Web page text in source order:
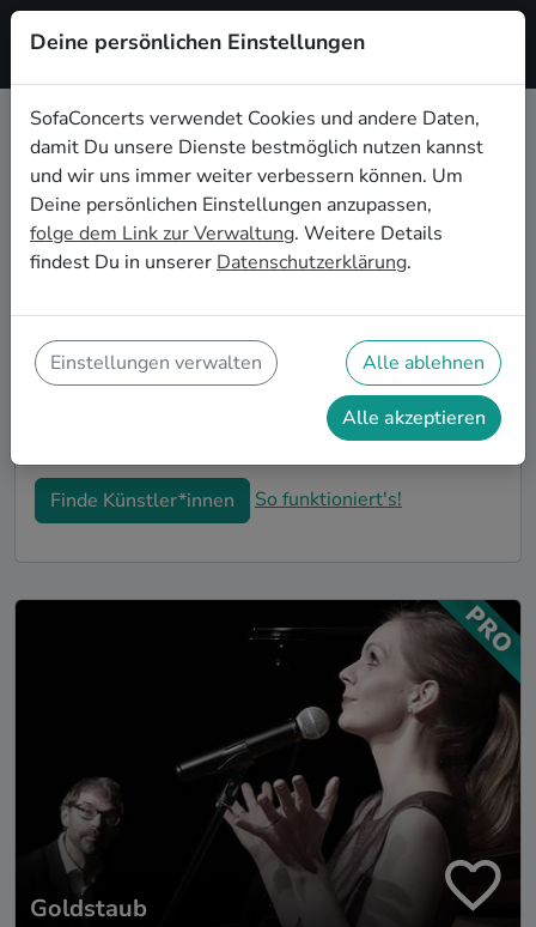
Registrieren
Chanson Musiker*innen für die
Firmenweihnachtsfeier in
Hannover
Bucht professionelle Chanson Bands und
Feierlichkeiten zu einem unvergesslichen Highlight!
Auf SofaConcerts findet ihr authentische Chanson
Sänger*innen und Bands, die genau zu eurer
Betriebsweihnachtsfeier in Hannover passen.
Finde Künstler*innen So funktioniert's!
Goldstaub
Deine persönlichen Einstellungen
SofaConcerts verwendet Cookies und andere Daten,
damit Du unsere Dienste bestmöglich nutzen kannst
und wir uns immer weiter verbessern können. Um
Deine persönlichen Einstellungen anzupassen,
folge dem Link zur Verwaltung. Weitere Details
findest Du in unserer Datenschutzerklärung.
Einstellungen verwalten Alle ablehnen
Alle akzeptieren